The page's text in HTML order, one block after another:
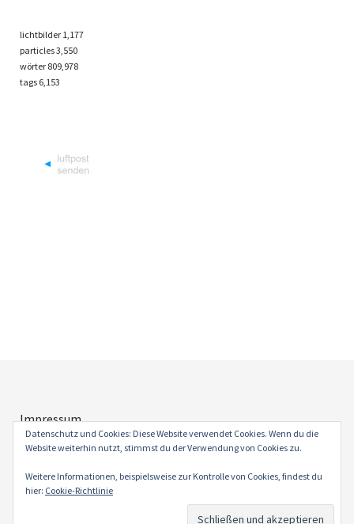
lichtbilder 1,177
particles3,550
wörter 809,978
tags 6,153
Impressum
Datenschutz
Datenschutz und Cookies: Diese Website verwendet Cookies. Wenn du die
Website weiterhin nutzt, stimmst du der Verwendung von Cookies zu.
Weitere Informationen, beispielsweise zur Kontrolle von Cookies, findest du
hier: Cookie-Richtlinie